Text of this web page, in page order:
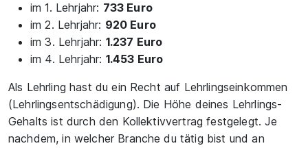
im 1. Lehrjahr: 733 Euro
im 2. Lehrjahr: 920 Euro
im 3. Lehrjahr: 1.237 Euro
im 4. Lehrjahr: 1.453 Euro
Als Lehrling hast du ein Recht auf Lehrlingseinkommen
(Lehrlingsentschädigung). Die Höhe deines Lehrlings-
Gehalts ist durch den Kollektivvertrag festgelegt. Je
nachdem, in welcher Branche du tätig bist und an